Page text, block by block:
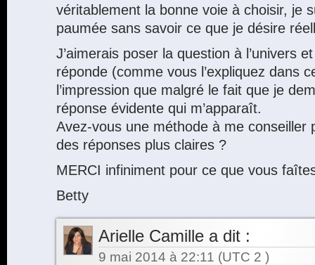
véritablement la bonne voie à choisir, je
paumée sans savoir ce que je désire
J’aimerais poser la question à l’univers
réponde (comme vous l’expliquez dans
l’impression que malgré le fait que je
réponse évidente qui m’apparaît.
Avez-vous une méthode à me conseiller
des réponses plus claires ?
MERCI infiniment pour ce que vous
Betty
Arielle Camille a dit :
9 mai 2014 à 22:11 (UTC 2 )